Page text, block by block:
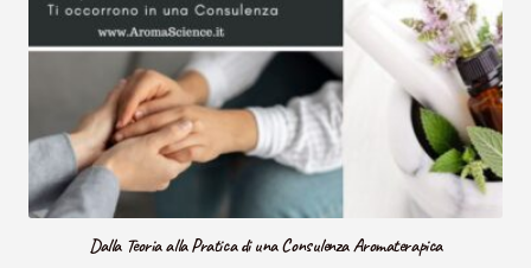
Dalla Teoria alla Pratica di una Consulenza Aromaterapica